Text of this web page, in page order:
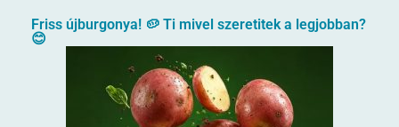
Friss újburgonya! 🥔 Ti mivel szeretitek a legjobban?
😊